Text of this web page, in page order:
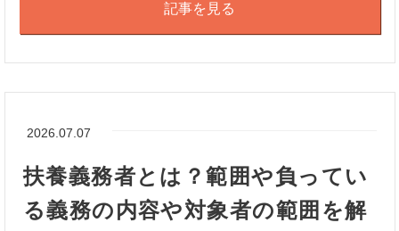
記事を見る
2026.07.07
扶養義務者とは？範囲や負ってい
る義務の内容や対象者の範囲を解